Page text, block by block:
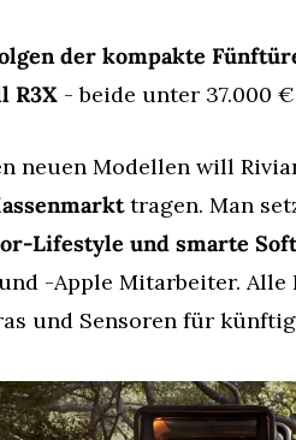
der kompakte
R3X - beide unter 37.000
neuen Modellen will
tragen. Man
Lifestyle und smarte
-Apple Mitarbeiter. Alle
und Sensoren für